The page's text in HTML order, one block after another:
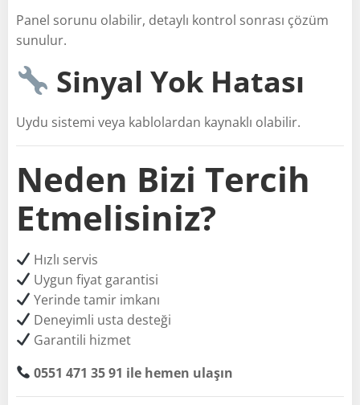
Panel sorunu olabilir, detaylı kontrol sonrası çözüm
sunulur.
Sinyal Yok Hatası
Uydu sistemi veya kablolardan kaynaklı olabilir.
Neden Bizi Tercih
Etmelisiniz?
Hızlı servis
Uygun fiyat garantisi
Yerinde tamir imkanı
Deneyimli usta desteği
Garantili hizmet
0551 471 35 91 ile hemen ulaşın